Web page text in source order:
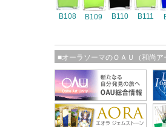
B108 B109 B110 B111
■オーラソーマのＯＡＵ（和尚